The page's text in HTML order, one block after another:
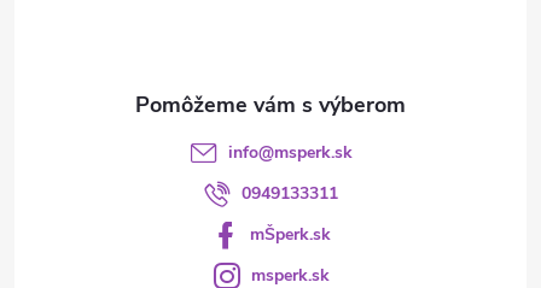
info@msperk.sk
0949133311
mŠperk.sk
msperk.sk